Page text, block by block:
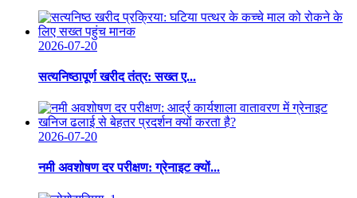
2026-07-20
सत्यनिष्ठापूर्ण खरीद तंत्र: सख्त ए...
2026-07-20
नमी अवशोषण दर परीक्षण: ग्रेनाइट क्यों...